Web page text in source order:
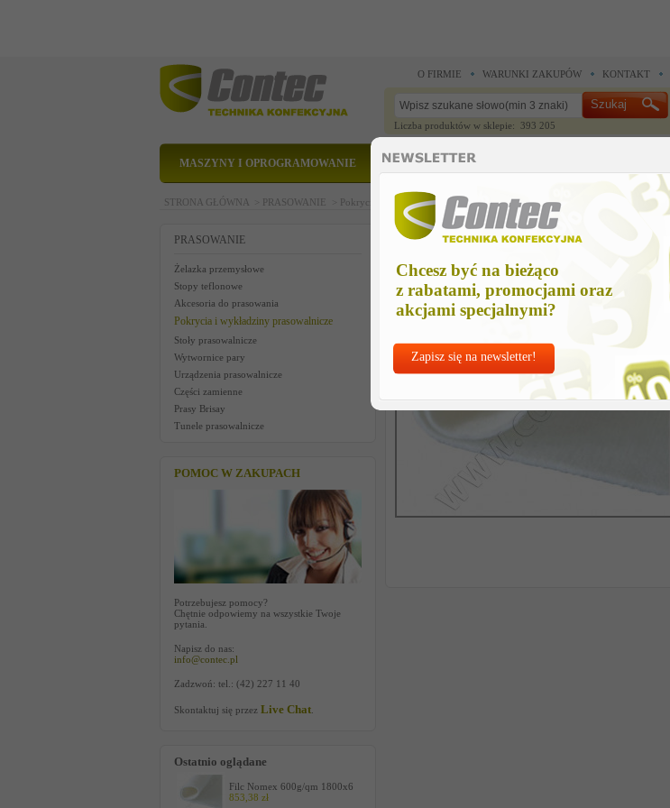
Chcesz być na bieżąco
z rabatami, promocjami oraz
akcjami specjalnymi?
Zapisz się na newsletter!
O FIRMIE WARUNKI ZAKUPÓW KONTAKT
Liczba produktów w sklepie: 393 205
MASZYNY I OPROGRAMOWANIE CZĘŚCI ZAMIENNE
STRONA GŁÓWNA > PRASOWANIE > Pokrycia i wykładziny prasowalnicze > Filc Nomex 600g/qm 1800x6
PRASOWANIE
Żelazka przemysłowe
Stopy teflonowe
Akcesoria do prasowania
Pokrycia i wykładziny prasowalnicze
Stoły prasowalnicze
Wytwornice pary
Urządzenia prasowalnicze
Części zamienne
Prasy Brisay
Tunele prasowalnicze
POMOC W ZAKUPACH
Potrzebujesz pomocy?
Chętnie odpowiemy na wszystkie Twoje
pytania.
Napisz do nas:
info@contec.pl
Zadzwoń: tel.: (42) 227 11 40
Skontaktuj się przez Live Chat
Ostatnio oglądane
Filc Nomex 600g/qm 1800x6
853,38 zł
Filc Nomex 600g/qm 1800x6